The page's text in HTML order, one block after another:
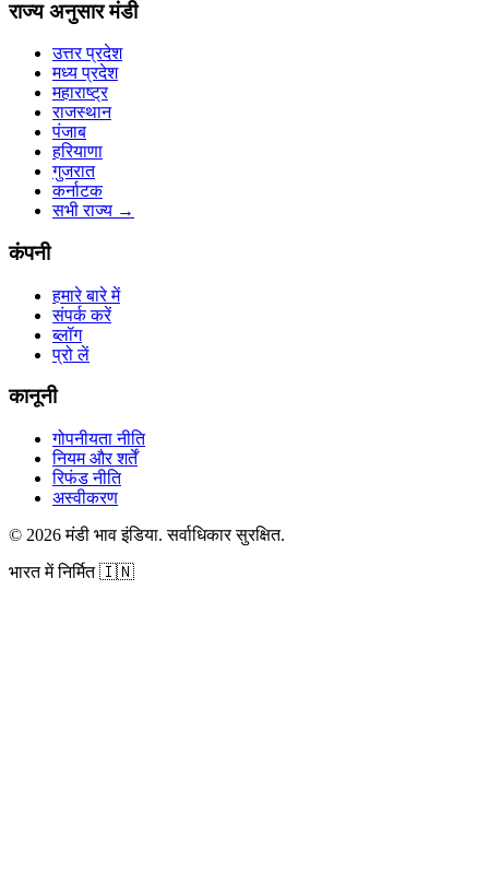
राज्य अनुसार मंडी
उत्तर प्रदेश
मध्य प्रदेश
महाराष्ट्र
राजस्थान
पंजाब
हरियाणा
गुजरात
कर्नाटक
सभी राज्य →
कंपनी
हमारे बारे में
संपर्क करें
ब्लॉग
प्रो लें
कानूनी
गोपनीयता नीति
नियम और शर्तें
रिफंड नीति
अस्वीकरण
© 2026 मंडी भाव इंडिया.सर्वाधिकार सुरक्षित.
भारत में निर्मित🇮🇳